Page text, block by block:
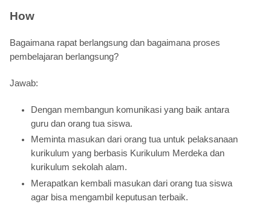
How
Bagaimana rapat berlangsung dan bagaimana proses
pembelajaran berlangsung?
Jawab:
Dengan membangun komunikasi yang baik antara
guru dan orang tua siswa.
Meminta masukan dari orang tua untuk pelaksanaan
kurikulum yang berbasis Kurikulum Merdeka dan
kurikulum sekolah alam.
Merapatkan kembali masukan dari orang tua siswa
agar bisa mengambil keputusan terbaik.